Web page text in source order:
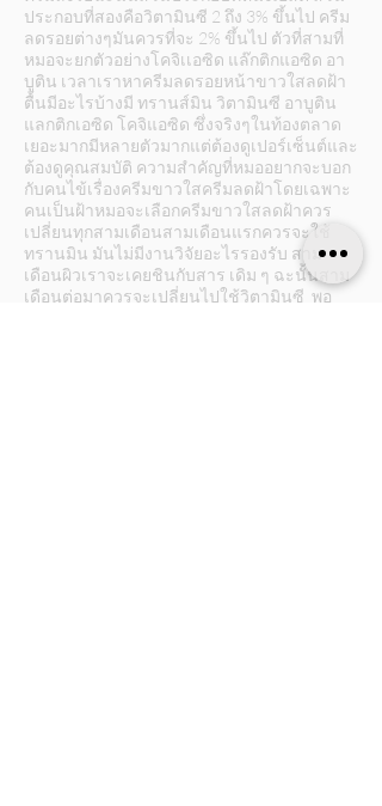
ประกอบที่สองคือวิตามินซี 2 ถึง 3% ขึ้นไป ครีม
ลดรอยต่างๆมันควรที่จะ 2% ขึ้นไป ตัวที่สามที่
หมอจะยกตัวอย่างโคจิเเอซิด แล๊กติกแอซิด อา
บูติน เวลาเราหาครีมลดรอยหน้าขาวใสลดฝ้า
ตื้นมีอะไรบ้างมี ทรานส์มิน วิตามินซี อาบูติน
แลกติกเอซิด โคจิแอซิด ซึ่งจริงๆในท้องตลาด
เยอะมากมีหลายตัวมากแต่ต้องดูเปอร์เซ็นต์และ
ต้องดูคุณสมบัติ ความสำคัญที่หมออยากจะบอก
กับคนไข้เรื่องครีมขาวใสครีมลดฝ้าโดยเฉพาะ
คนเป็นฝ้าหมอจะเลือกครีมขาวใสลดฝ้าควร
เปลี่ยนทุกสามเดือนสามเดือนแรกควรจะใช้
ทรานมิน มันไม่มีงานวิจัยอะไรรองรับ สาม
เดือนผิวเราจะเคยชินกับสาร เดิม ๆ ฉะนั้นสาม
เดือนต่อมาควรจะเปลี่ยนไปใช้วิตามินซี พอ